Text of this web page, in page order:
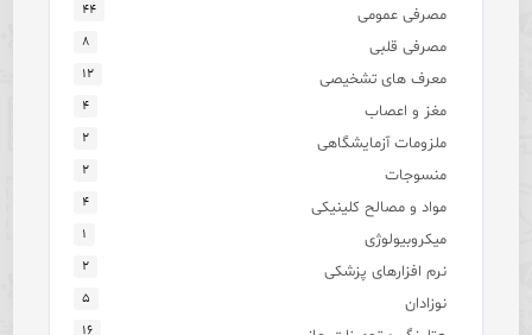
مصرفی عمومی ۴۴
مصرفی قلبی ۸
معرف های تشخیصی ۱۲
مغز و اعصاب ۴
ملزومات آزمایشگاهی ۲
منسوجات ۲
مواد و مصالح کلینیکی ۴
میکروبیولوژی ۱
نرم افزارهای پزشکی ۲
نوزادان ۵
۱۶